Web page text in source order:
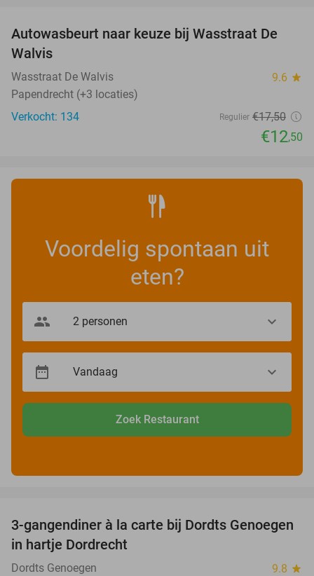
29%
Autowasbeurt naar keuze bij Wasstraat De
Walvis
Wasstraat De Walvis 9.6 star
Papendrecht (+3 locaties)
Verkocht: 134
Regulier €17,50
€12,50
Voordelig spontaan uit
eten?
Zoek Restaurant
31%
3-gangendiner à la carte bij Dordts Genoegen
in hartje Dordrecht
Dordts Genoegen 9.8 star